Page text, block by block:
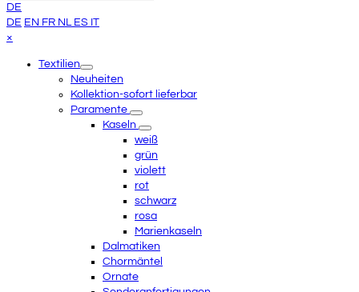
den
Anfang
scrollen
DE
DE EN FR NL ES IT
×
menuTextilien
Neuheiten
Kollektion-sofort lieferbar
Paramente
Kaseln
weiß
grün
violett
rot
schwarz
rosa
Marienkaseln
Dalmatiken
Chormäntel
Ornate